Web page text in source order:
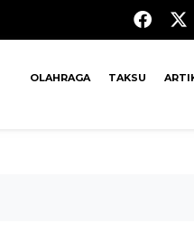
OLAHRAGA TAKSU